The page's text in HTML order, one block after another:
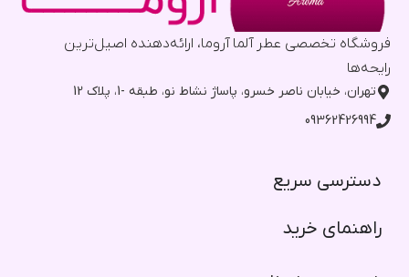
فروشگاه تخصصی عطر آلما آروما، ارائه‌دهنده اصیل‌ترین
رایحه‌ها
تهران، خیابان ناصر خسرو، پاساژ نشاط نو، طبقه -1، پلاک 12
09362426994
دسترسی سریع​
راهنمای خرید​